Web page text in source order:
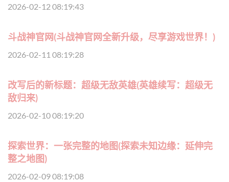
2026-02-12 08:19:43
斗战神官网(斗战神官网全新升级，尽享游戏世界！)
2026-02-11 08:19:28
改写后的新标题：超级无敌英雄(英雄续写：超级无
敌归来)
2026-02-10 08:19:20
探索世界：一张完整的地图(探索未知边缘：延伸完
整之地图)
2026-02-09 08:19:08